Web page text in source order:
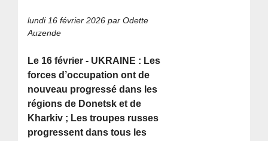
lundi 16 février 2026 par Odette
Auzende
Le 16 février - UKRAINE : Les
forces d’occupation ont de
nouveau progressé dans les
régions de Donetsk et de
Kharkiv ; Les troupes russes
progressent dans tous les